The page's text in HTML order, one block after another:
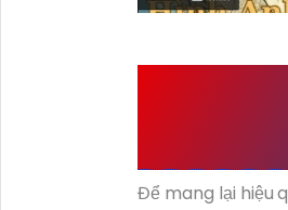
Để mang lại hiệu